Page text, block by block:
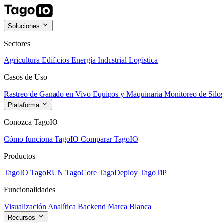
Soluciones
Sectores
Agricultura Edificios Energía Industrial Logística
Casos de Uso
Rastreo de Ganado en Vivo Equipos y Maquinaria Monitoreo de
Plataforma
Conozca TagoIO
Cómo funciona TagoIO Comparar TagoIO
Productos
TagoIO TagoRUN TagoCore TagoDeploy TagoTiP
Funcionalidades
Visualización Analítica Backend Marca Blanca
Recursos